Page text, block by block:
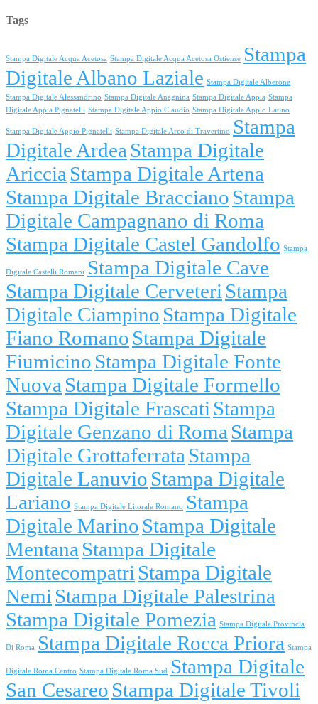
Tags
Stampa Digitale Acqua Acetosa Stampa Digitale Acqua Acetosa Ostiense Stampa
Digitale Albano Laziale Stampa Digitale Alberone
Stampa Digitale Alessandrino Stampa Digitale Anagnina Stampa Digitale Appia Stampa
Digitale Appia Pignatelli Stampa Digitale Appio Claudio Stampa Digitale Appio Latino
Stampa Digitale Appio Pignatelli Stampa Digitale Arco di Travertino
Stampa
Digitale Ardea Stampa Digitale
Ariccia Stampa Digitale Artena
Stampa Digitale Bracciano Stampa
Digitale Campagnano di Roma
Stampa Digitale Castel Gandolfo Stampa
Digitale Castelli Romani
Stampa Digitale Cave
Stampa Digitale Cerveteri Stampa
Digitale Ciampino Stampa Digitale
Fiano Romano Stampa Digitale
Fiumicino Stampa Digitale Fonte
Nuova Stampa Digitale Formello
Stampa Digitale Frascati Stampa
Digitale Genzano di Roma Stampa
Digitale Grottaferrata Stampa
Digitale Lanuvio Stampa Digitale
Lariano Stampa Digitale Litorale Romano
Stampa
Digitale Marino Stampa Digitale
Mentana Stampa Digitale
Montecompatri Stampa Digitale
Nemi Stampa Digitale Palestrina
Stampa Digitale Pomezia Stampa Digitale Provincia
Di Roma Stampa Digitale Rocca Priora Stampa
Digitale Roma Centro Stampa Digitale Roma Sud
Stampa Digitale
San Cesareo Stampa Digitale Tivoli